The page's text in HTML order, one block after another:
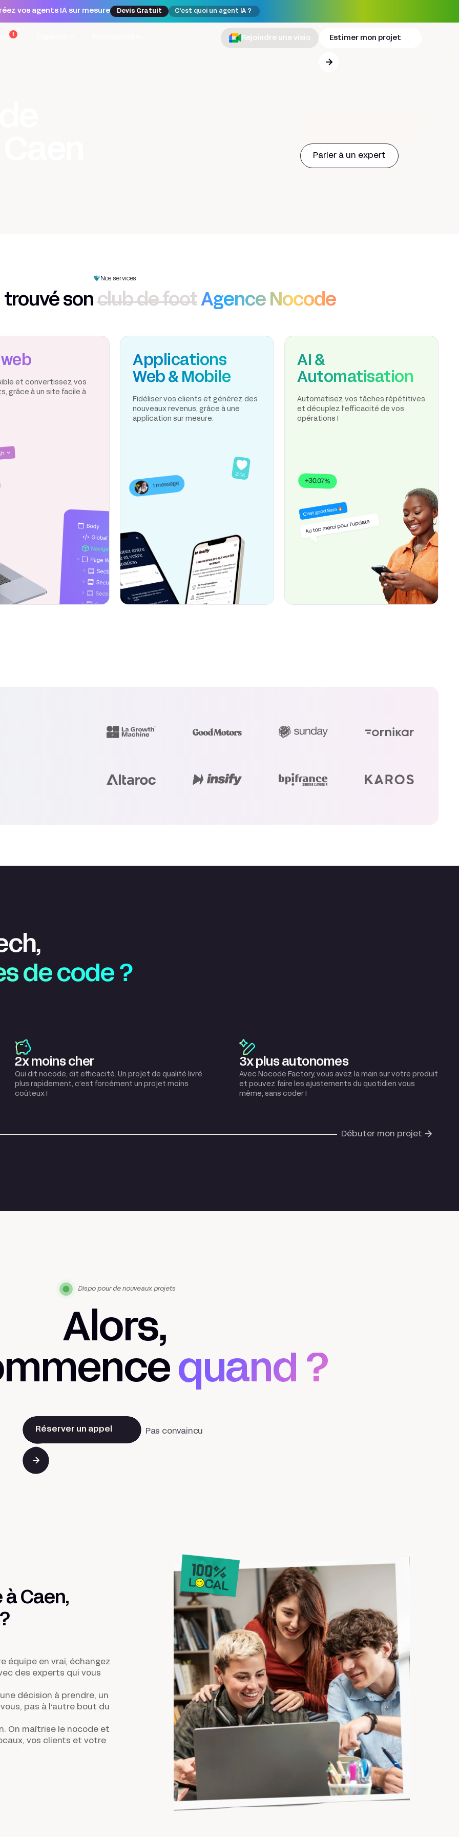
vos agents IA sur mesure Devis Gratuit C'est quoi un agent IA ?
1
Rejoindre une visio Estimer mon projet
Parler à un expert
Nos services
trouvé son club de foot Agence Nocode
et convertissez vos
grâce à un site facile à
Applications
Web & Mobile
Fidéliser vos clients et générez des
nouveaux revenus, grâce à une
application sur mesure.
AI &
Automatisation
Automatisez vos tâches répétitives
et décuplez l'efficacité de vos
opérations !
de code ?
2x moins cher
Qui dit nocode, dit efficacité. Un projet de qualité livré
plus rapidement, c’est forcément un projet moins
coûteux !
3x plus autonomes
Avec Nocode Factory, vous avez la main sur votre produit
et pouvez faire les ajustements du quotidien vous
même, sans coder !
Débuter mon projet
Dispo pour de nouveaux projets
Alors,
quand ?
Réserver un appel Pas convaincu
à Caen,
équipe en vrai, échangez
des experts qui vous
décision à prendre, un
pas à l’autre bout du
. On maîtrise le nocode et
vos clients et votre